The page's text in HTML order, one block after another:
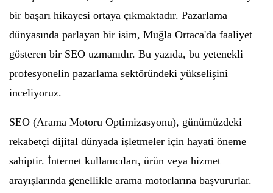
bir başarı hikayesi ortaya çıkmaktadır. Pazarlama
dünyasında parlayan bir isim, Muğla Ortaca'da faaliyet
gösteren bir SEO uzmanıdır. Bu yazıda, bu yetenekli
profesyonelin pazarlama sektöründeki yükselişini
inceliyoruz.
SEO (Arama Motoru Optimizasyonu), günümüzdeki
rekabetçi dijital dünyada işletmeler için hayati öneme
sahiptir. İnternet kullanıcıları, ürün veya hizmet
arayışlarında genellikle arama motorlarına başvururlar.